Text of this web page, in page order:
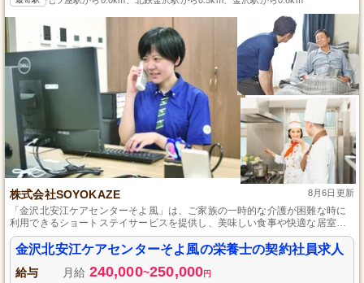
株式会社SOYOKAZE 8月6日更新
「金沢北安江ケアセンターそよ風」は、ご家族の一時的な介護が困難な時に
利用できるショートステイサービスを提供し、美味しい食事や快適な居室な
どでお客様が元気に過ごし笑顔で帰宅できる様を支援しています。
金沢北安江ケアセンターそよ風の栄養士の契約社員求人
給与 月給 240,000~250,000円